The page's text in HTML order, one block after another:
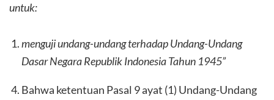
untuk:
menguji undang-undang terhadap Undang-Undang
Dasar Negara Republik Indonesia Tahun 1945”
Bahwa ketentuan Pasal 9 ayat (1) Undang-Undang